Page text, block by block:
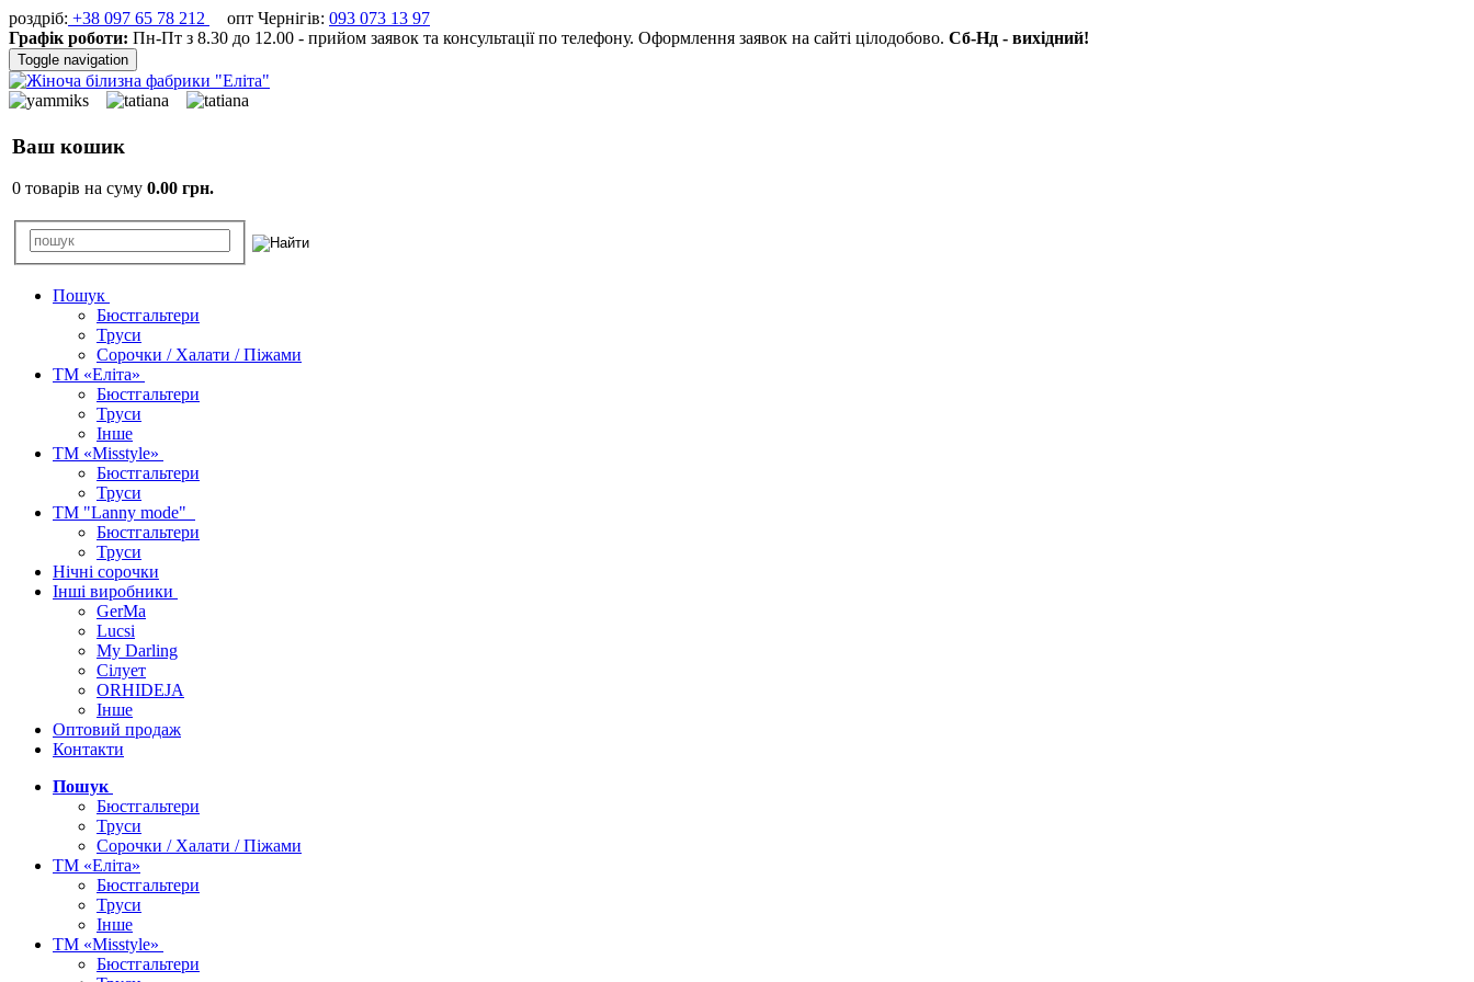
роздріб: +38 097 65 78 212 опт Чернігів: 093 073 13 97
Графік роботи: Пн-Пт з 8.30 до 12.00 - прийом заявок та консультації по телефону. Оформлення заявок на сайті цілодобово. Сб-Нд - вихідний!
Toggle navigation
Ваш кошик
0 товарів на суму 0.00 грн.
Пошук
Бюстгальтери
Труси
Сорочки / Халати / Піжами
ТМ «Еліта»
Бюстгальтери
Труси
Інше
ТМ «Misstyle»
Бюстгальтери
Труси
ТМ "Lanny mode"
Бюстгальтери
Труси
Нічні сорочки
Інші виробники
GerMa
Lucsi
My Darling
Сілует
ORHIDEJA
Інше
Оптовий продаж
Контакти
Пошук
Бюстгальтери
Труси
Сорочки / Халати / Піжами
ТМ «Еліта»
Бюстгальтери
Труси
Інше
ТМ «Misstyle»
Бюстгальтери